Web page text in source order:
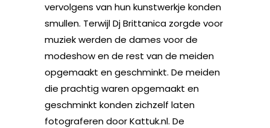
vervolgens van hun kunstwerkje konden
smullen. Terwijl Dj Brittanica zorgde voor
muziek werden de dames voor de
modeshow en de rest van de meiden
opgemaakt en geschminkt. De meiden
die prachtig waren opgemaakt en
geschminkt konden zichzelf laten
fotograferen door Kattuk.nl. De